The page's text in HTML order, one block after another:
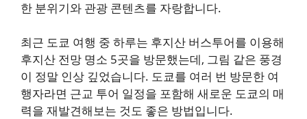
한 분위기와 관광 콘텐츠를 자랑합니다.
최근 도쿄 여행 중 하루는 후지산 버스투어를 이용해
후지산 전망 명소 5곳을 방문했는데, 그림 같은 풍경
이 정말 인상 깊었습니다. 도쿄를 여러 번 방문한 여
행자라면 근교 투어 일정을 포함해 새로운 도쿄의 매
력을 재발견해보는 것도 좋은 방법입니다.